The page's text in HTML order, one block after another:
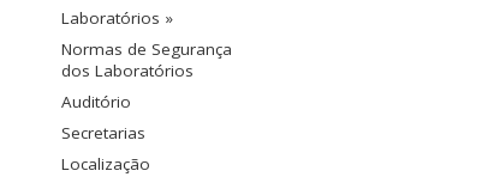
Laboratórios »
Normas de Segurança
dos Laboratórios
Auditório
Secretarias
Localização